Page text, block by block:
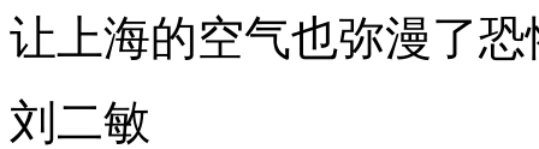
让上海的空气也弥漫了
刘二敏